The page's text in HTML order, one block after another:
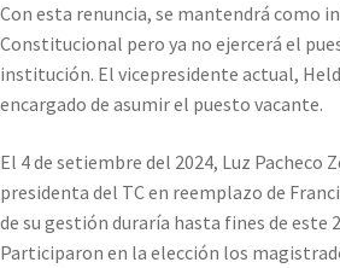
Con esta renuncia, se mantendrá como
Constitucional pero ya no ejercerá el
institución. El vicepresidente actual,
encargado de asumir el puesto vacante.
El 4 de setiembre del 2024, Luz Pacheco
presidenta del TC en reemplazo de
de su gestión duraría hasta fines de este
Participaron en la elección los